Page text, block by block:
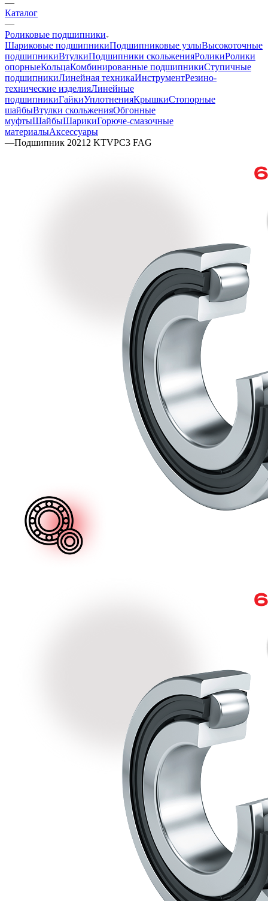
—
Каталог
—
Роликовые подшипники
Шариковые подшипникиПодшипниковые узлыВысокоточные
подшипникиВтулкиПодшипники скольженияРоликиРолики
опорныеКольцаКомбинированные подшипникиСтупичные
подшипникиЛинейная техникаИнструментРезино-
технические изделияЛинейные
подшипникиГайкиУплотненияКрышкиСтопорные
шайбыВтулки скольженияОбгонные
муфтыШайбыШарикиГорюче-смазочные
материалыАксессуары
—Подшипник 20212 KTVPC3 FAG